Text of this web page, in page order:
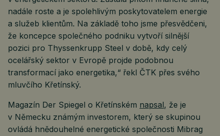
nadále roste a je spolehlivým poskytovatelem energie
a služeb klientům. Na základě toho jsme přesvědčeni,
že koncepce společného podniku vytvoří silnější
pozici pro Thyssenkrupp Steel v době, kdy celý
ocelářský sektor v Evropě projde podobnou
transformací jako energetika,“ řekl ČTK přes svého
mluvčího Křetínský.
Magazín Der Spiegel o Křetínském napsal, že je
v Německu známým investorem, který se skupinou
ovládá hnědouhelné energetické společnosti Mibrag